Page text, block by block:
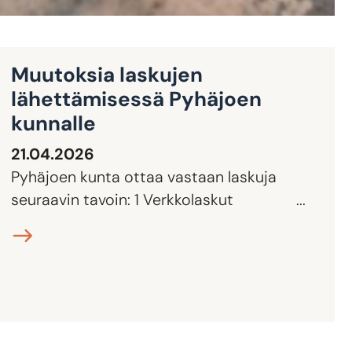
Muutoksia laskujen
lähettämisessä Pyhäjoen
kunnalle
21.04.2026
Pyhäjoen kunta ottaa vastaan laskuja
seuraavin tavoin: 1 Verkkolaskut ...